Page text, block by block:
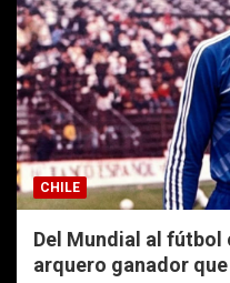
CHILE
Del Mundial al fútbol
arquero ganador